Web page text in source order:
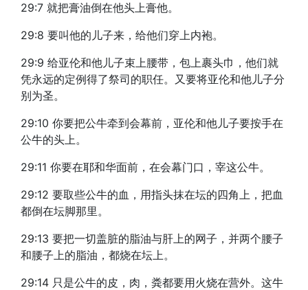
29:7 就把膏油倒在他头上膏他。
29:8 要叫他的儿子来，给他们穿上内袍。
29:9 给亚伦和他儿子束上腰带，包上裹头巾，他们就
凭永远的定例得了祭司的职任。又要将亚伦和他儿子分
别为圣。
29:10 你要把公牛牵到会幕前，亚伦和他儿子要按手在
公牛的头上。
29:11 你要在耶和华面前，在会幕门口，宰这公牛。
29:12 要取些公牛的血，用指头抹在坛的四角上，把血
都倒在坛脚那里。
29:13 要把一切盖脏的脂油与肝上的网子，并两个腰子
和腰子上的脂油，都烧在坛上。
29:14 只是公牛的皮，肉，粪都要用火烧在营外。这牛